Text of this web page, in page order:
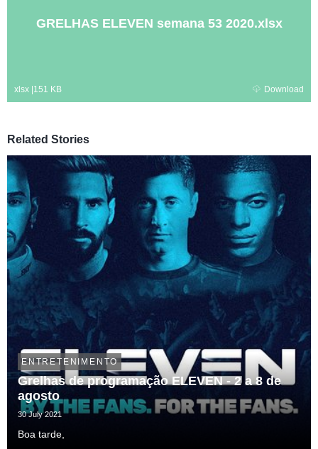
GRELHAS ELEVEN semana 53 2020.xlsx
xlsx 151 KB Download
Related Stories
ENTRETENIMENTO
Grelhas de programação ELEVEN - 2 a 8 de
agosto
30 July 2021
Boa tarde,